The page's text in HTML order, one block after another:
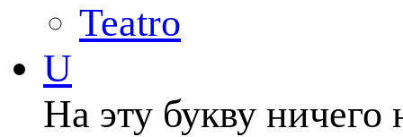
Teatro
U
На эту букву ничего